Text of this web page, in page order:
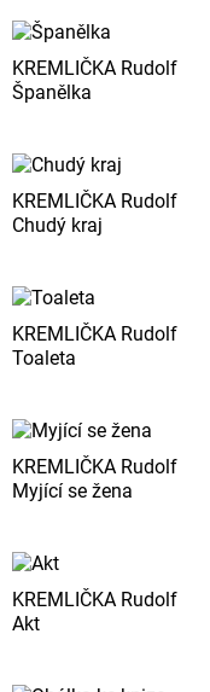
KREMLIČKA Rudolf
Španělka
KREMLIČKA Rudolf
Chudý kraj
KREMLIČKA Rudolf
Toaleta
KREMLIČKA Rudolf
Myjící se žena
KREMLIČKA Rudolf
Akt